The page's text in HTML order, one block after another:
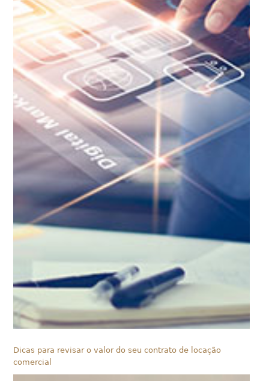
Dicas para revisar o valor do seu contrato de locação
comercial